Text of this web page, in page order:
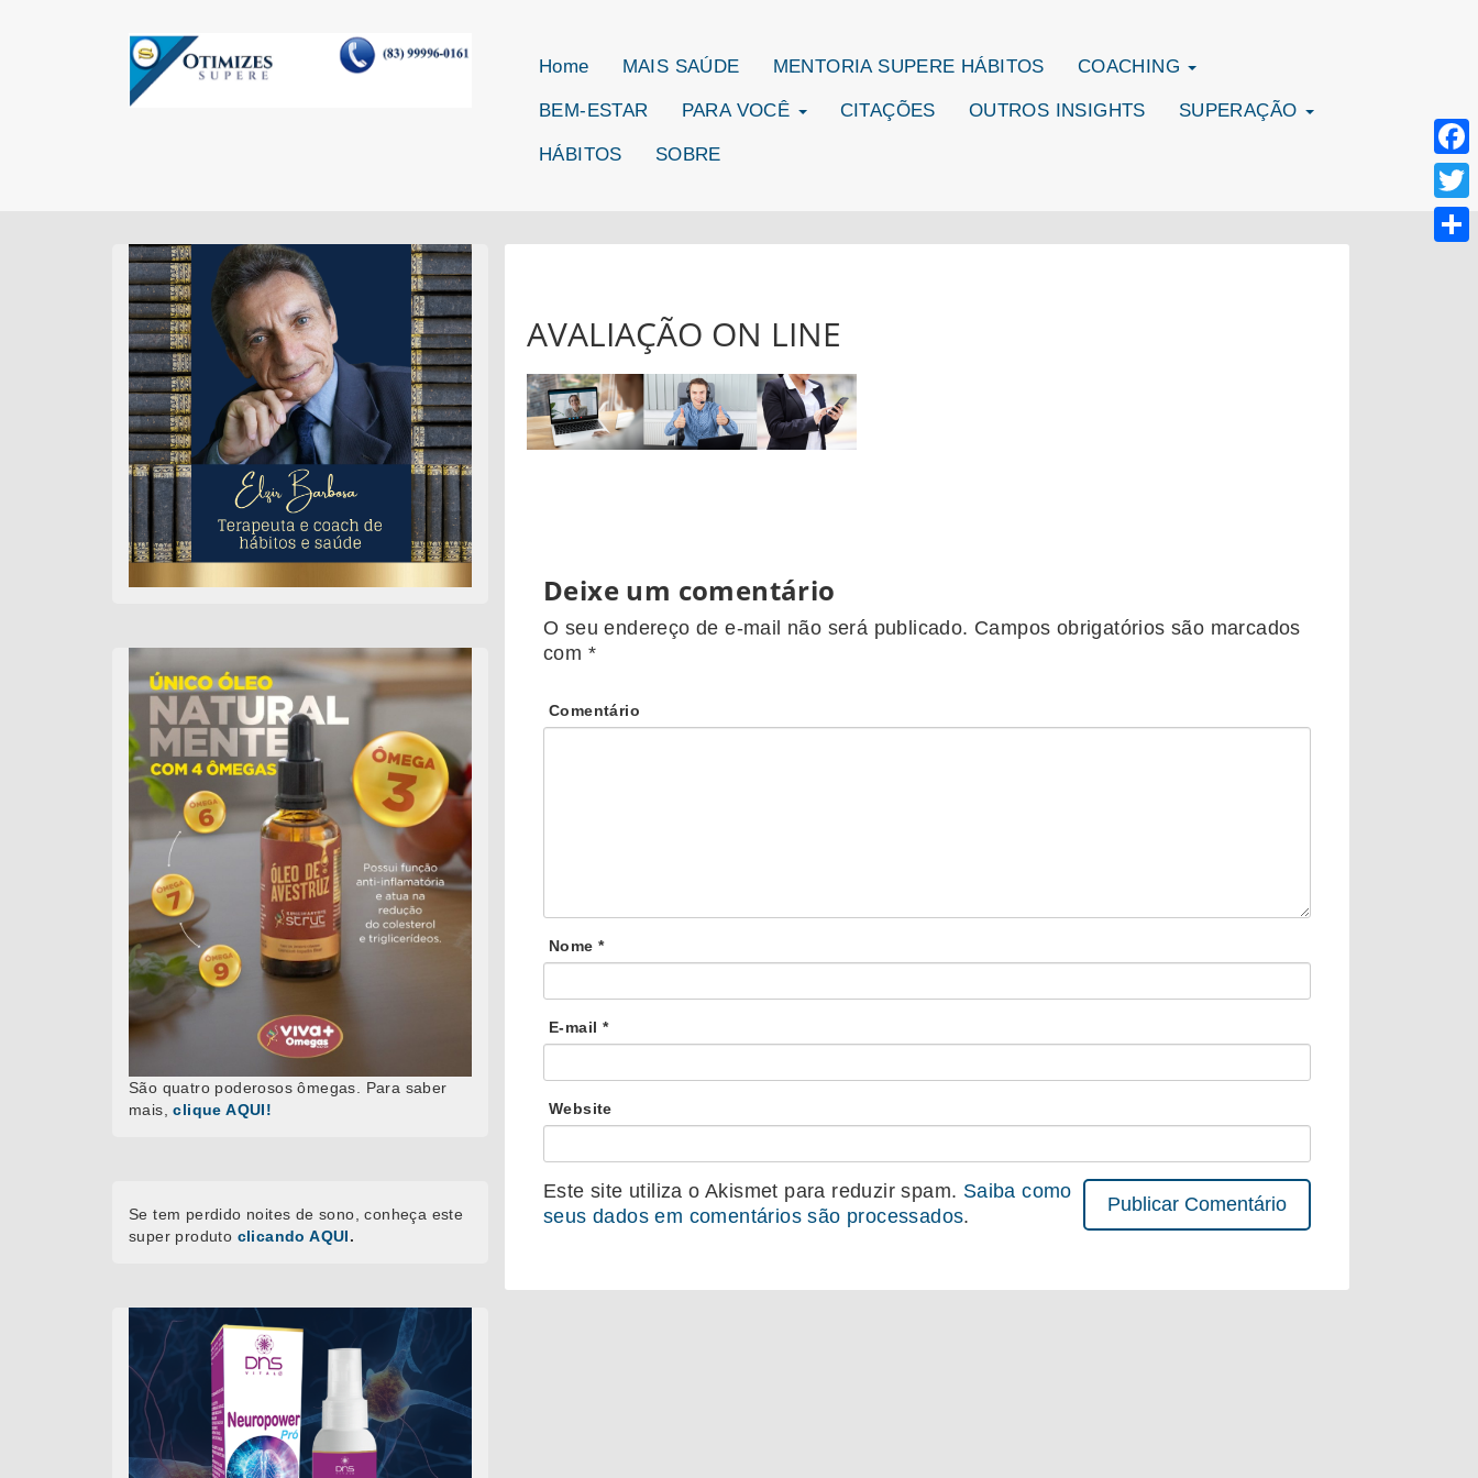
Home MAIS SAÚDE MENTORIA SUPERE HÁBITOS COACHING
BEM-ESTAR PARA VOCÊ CITAÇÕES OUTROS INSIGHTS SUPERAÇÃO
HÁBITOS SOBRE
São quatro poderosos ômegas. Para saber
mais,clique AQUI!
Se tem perdido noites de sono, conheça este
super produto clicando AQUI.
AVALIAÇÃO ON LINE
Deixe um comentário
O seu endereço de e-mail não será publicado. Campos obrigatórios são marcados
com *
Comentário
Nome *
E-mail *
Website
Este site utiliza o Akismet para reduzir spam. Saiba como
seus dados em comentários são processados.